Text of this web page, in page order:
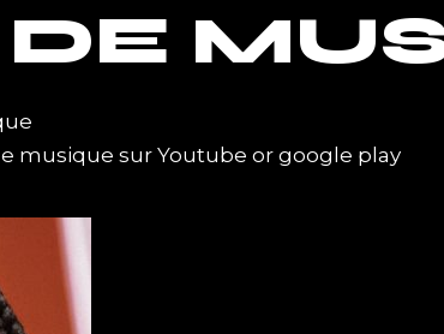
musique sur Youtube or google play